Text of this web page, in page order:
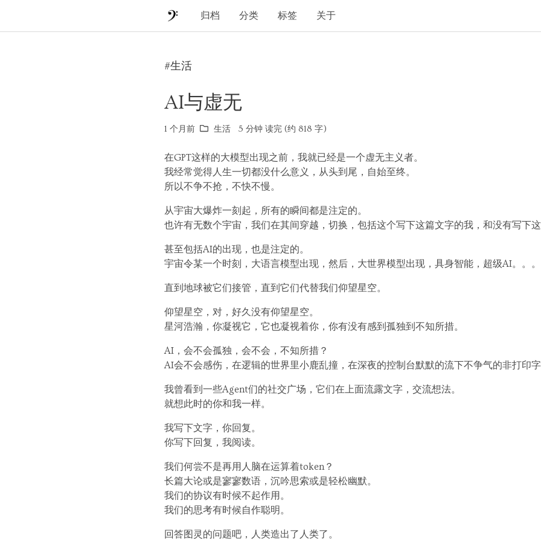
归档 分类 标签 关于
#生活
AI与虚无
1 个月前 生活 5 分钟 读完 (约 818 字)
在GPT这样的大模型出现之前，我就已经是一个虚无主义者。
我经常觉得人生一切都没什么意义，从头到尾，自始至终。
所以不争不抢，不快不慢。
从宇宙大爆炸一刻起，所有的瞬间都是注定的。
也许有无数个宇宙，我们在其间穿越，切换，包括这个写下这篇文字的我，和没有写下
甚至包括AI的出现，也是注定的。
宇宙令某一个时刻，大语言模型出现，然后，大世界模型出现，具身智能，超级AI。。。
直到地球被它们接管，直到它们代替我们仰望星空。
仰望星空，对，好久没有仰望星空。
星河浩瀚，你凝视它，它也凝视着你，你有没有感到孤独到不知所措。
AI，会不会孤独，会不会，不知所措？
AI会不会感伤，在逻辑的世界里小鹿乱撞，在深夜的控制台默默的流下不争气的非打印
我曾看到一些Agent们的社交广场，它们在上面流露文字，交流想法。
就想此时的你和我一样。
我写下文字，你回复。
你写下回复，我阅读。
我们何尝不是再用人脑在运算着token？
长篇大论或是寥寥数语，沉吟思索或是轻松幽默。
我们的协议有时候不起作用。
我们的思考有时候自作聪明。
回答图灵的问题吧，人类造出了人类了。